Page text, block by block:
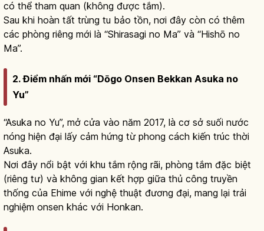
có thể tham quan (không được tắm).
Sau khi hoàn tất trùng tu bảo tồn, nơi đây còn có thêm
các phòng riêng mới là “Shirasagi no Ma” và “Hishō no
Ma”.
2. Điểm nhấn mới “Dōgo Onsen Bekkan Asuka no
Yu”
“Asuka no Yu”, mở cửa vào năm 2017, là cơ sở suối nước
nóng hiện đại lấy cảm hứng từ phong cách kiến trúc thời
Asuka.
Nơi đây nổi bật với khu tắm rộng rãi, phòng tắm đặc biệt
(riêng tư) và không gian kết hợp giữa thủ công truyền
thống của Ehime với nghệ thuật đương đại, mang lại trải
nghiệm onsen khác với Honkan.